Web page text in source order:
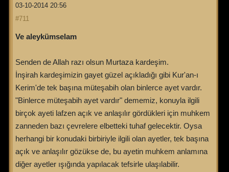
03-10-2014 20:56
#711
Ve aleykümselam
Senden de Allah razı olsun Murtaza kardeşim.
İnşirah kardeşimizin gayet güzel açıkladığı gibi Kur'an-ı
Kerim'de tek başına müteşabih olan binlerce ayet vardır.
"Binlerce müteşabih ayet vardır" dememiz, konuyla ilgili
birçok ayeti lafzen açık ve anlaşılır gördükleri için muhkem
zanneden bazı çevrelere elbetteki tuhaf gelecektir. Oysa
herhangi bir konudaki birbiriyle ilgili olan ayetler, tek başına
açık ve anlaşılır gözükse de, bu ayetin muhkem anlamına
diğer ayetler ışığında yapılacak tefsirle ulaşılabilir.